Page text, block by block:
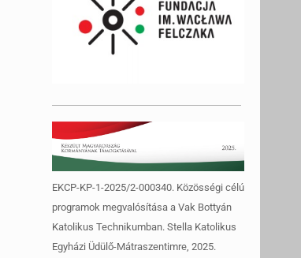
EKCP-KP-1-2025/2-000340. Közösségi célú
programok megvalósítása a Vak Bottyán
Katolikus Technikumban. Stella Katolikus
Egyházi Üdülő-Mátraszentimre, 2025.